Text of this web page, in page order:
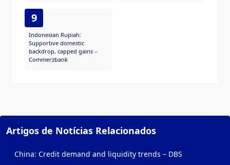
9
Indonesian Rupiah:
Supportive domestic
backdrop, capped gains –
Commerzbank
Artigos de Notícias Relacionados
China: Credit demand and liquidity trends – DBS